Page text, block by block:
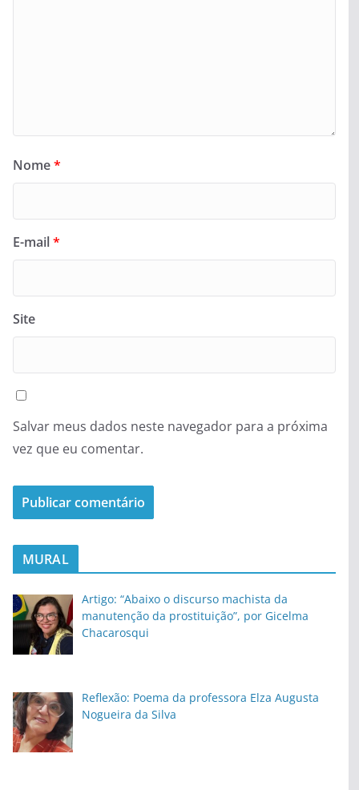
Nome*
E-mail*
Site
Salvar meus dados neste navegador para a próxima
vez que eu comentar.
MURAL
Artigo: “Abaixo o discurso machista da
manutenção da prostituição”, por Gicelma
Chacarosqui
Reflexão: Poema da professora Elza Augusta
Nogueira da Silva